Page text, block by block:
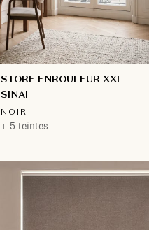
STORE ENROULEUR XXL
SINAI
NOIR
+ 5 teintes